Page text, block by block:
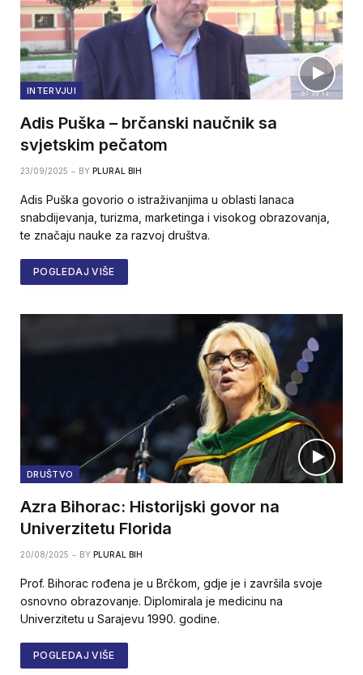
INTERVJUI
Adis Puška – brčanski naučnik sa
svjetskim pečatom
23/09/2025 BY PLURAL BIH
Adis Puška govorio o istraživanjima u oblasti lanaca
snabdijevanja, turizma, marketinga i visokog obrazovanja,
te značaju nauke za razvoj društva.
POGLEDAJ VIŠE
DRUŠTVO
Azra Bihorac: Historijski govor na
Univerzitetu Florida
20/08/2025 BY PLURAL BIH
Prof. Bihorac rođena je u Brčkom, gdje je i završila svoje
osnovno obrazovanje. Diplomirala je medicinu na
Univerzitetu u Sarajevu 1990. godine.
POGLEDAJ VIŠE